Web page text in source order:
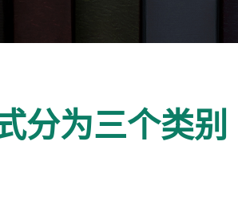
分为三个类别